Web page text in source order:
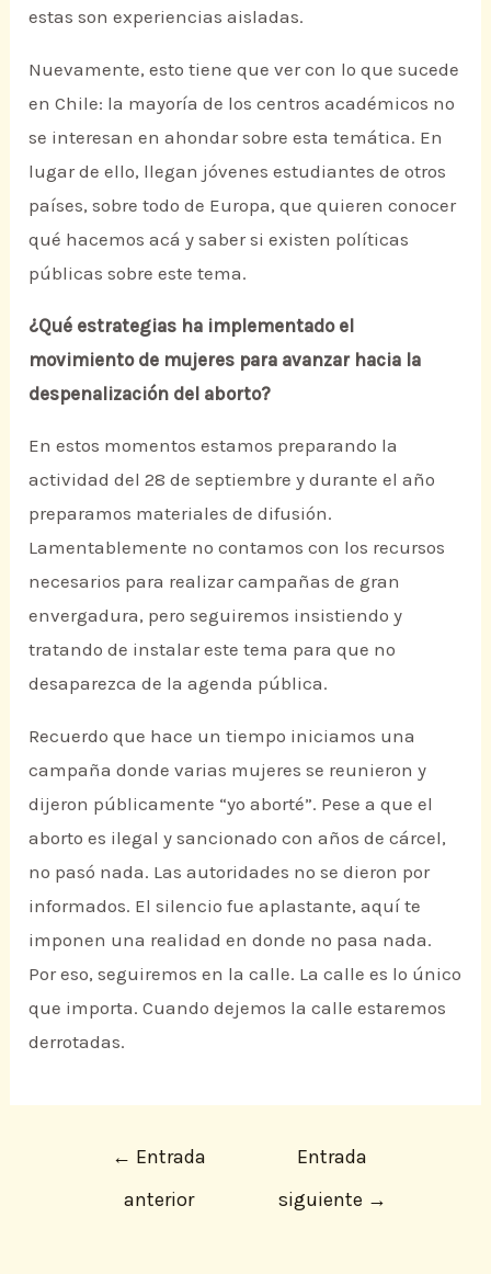
estas son experiencias aisladas.
Nuevamente, esto tiene que ver con lo que sucede
en Chile: la mayoría de los centros académicos no
se interesan en ahondar sobre esta temática. En
lugar de ello, llegan jóvenes estudiantes de otros
países, sobre todo de Europa, que quieren conocer
qué hacemos acá y saber si existen políticas
públicas sobre este tema.
¿Qué estrategias ha implementado el
movimiento de mujeres para avanzar hacia la
despenalización del aborto?
En estos momentos estamos preparando la
actividad del 28 de septiembre y durante el año
preparamos materiales de difusión.
Lamentablemente no contamos con los recursos
necesarios para realizar campañas de gran
envergadura, pero seguiremos insistiendo y
tratando de instalar este tema para que no
desaparezca de la agenda pública.
Recuerdo que hace un tiempo iniciamos una
campaña donde varias mujeres se reunieron y
dijeron públicamente “yo aborté”. Pese a que el
aborto es ilegal y sancionado con años de cárcel,
no pasó nada. Las autoridades no se dieron por
informados. El silencio fue aplastante, aquí te
imponen una realidad en donde no pasa nada.
Por eso, seguiremos en la calle. La calle es lo único
que importa. Cuando dejemos la calle estaremos
derrotadas.
← Entrada
anterior
Entrada
siguiente →